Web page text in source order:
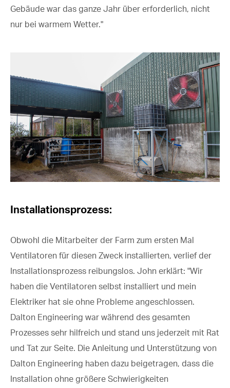
Gebäude war das ganze Jahr über erforderlich, nicht
nur bei warmem Wetter."
Installationsprozess:
Obwohl die Mitarbeiter der Farm zum ersten Mal
Ventilatoren für diesen Zweck installierten, verlief der
Installationsprozess reibungslos. John erklärt: "Wir
haben die Ventilatoren selbst installiert und mein
Elektriker hat sie ohne Probleme angeschlossen.
Dalton Engineering war während des gesamten
Prozesses sehr hilfreich und stand uns jederzeit mit Rat
und Tat zur Seite. Die Anleitung und Unterstützung von
Dalton Engineering haben dazu beigetragen, dass die
Installation ohne größere Schwierigkeiten